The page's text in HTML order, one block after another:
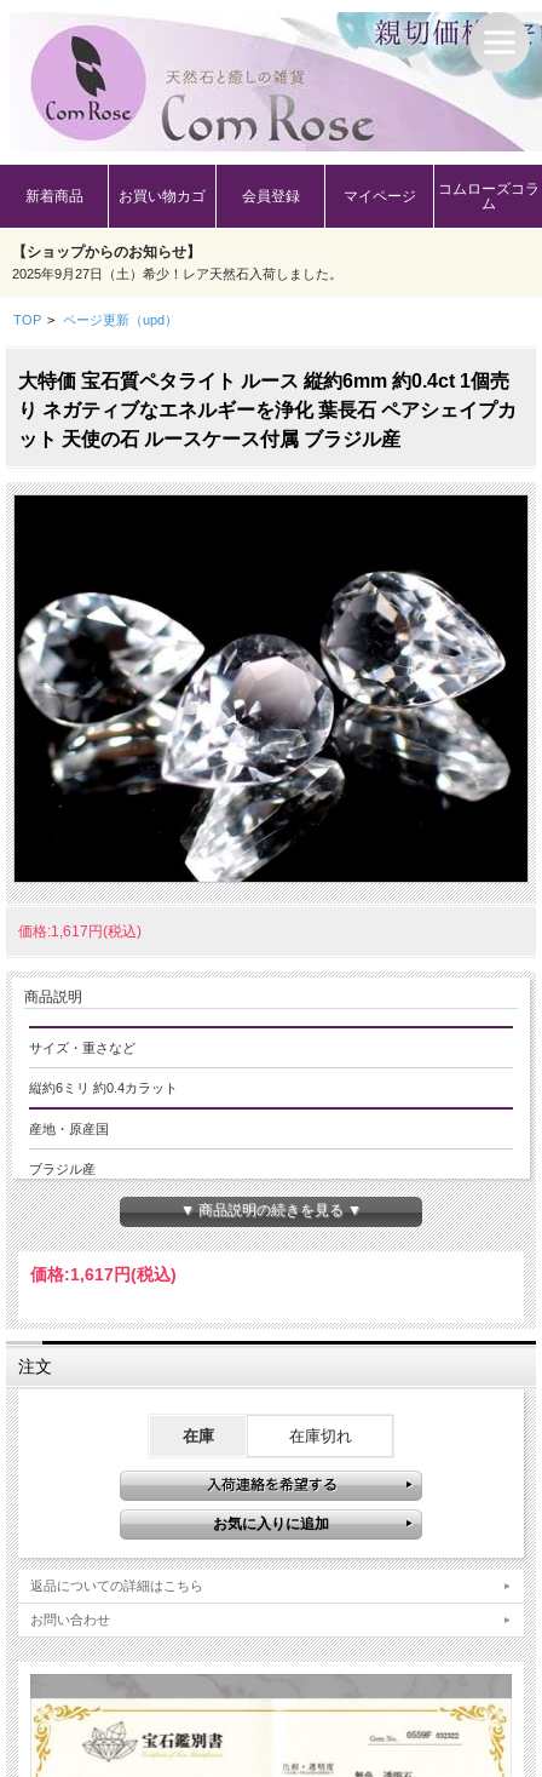
新着商品 お買い物カゴ 会員登録 マイページ
コムローズコラ
ム
【ショップからのお知らせ】
2025年9月27日（土）希少！レア天然石入荷しました。
TOP > ページ更新（upd）
大特価 宝石質ペタライト ルース 縦約6mm 約0.4ct 1個売
り ネガティブなエネルギーを浄化 葉長石 ペアシェイプカ
ット 天使の石 ルースケース付属 ブラジル産
価格:1,617円(税込)
商品説明
サイズ・重さなど
縦約6ミリ 約0.4カラット
産地・原産国
ブラジル産
グレードなど
-
ペタライト【葉長石】
商品説明
別名【天使の石】と呼ばれる、ペタライトのルースが限定入荷致しました！！
という名前はギリシャ語の【葉】という意味のpetalonからきています。
1817年にこの石からはじめてリチウム元素が発見された事でも有名なようです。
この石は、名前の通り破片が葉っぱのような形をしているのが特徴で、カラーバ
リエーションは透明や白、ピンク色や黄色などがあります。
ことで耐熱性が上がり、直火にかけても割れにくくなるという用途もあるそうで
す。
そんな身近な用途に使われる石ですが、実は「天使の石」とも呼ばれ、パワース
トーンとしてやニューエイジ系の人たちに人気の石で、瞑想時には第六チャクラ
を刺激し自己の守護などにも作用する石とされています。
身に着けることにより陰陽のエネルギーのバランスを整えたり、内分泌系の調和
無色で超透明なペタライトにカットが施され、シンプルながらも品のあるペタラ
イトルースです！
期間限定の激安価格ですので、お買い逃しなく！！
▼ 商品説明の続きを見る ▼
価格:1,617円(税込)
注文
在庫 在庫切れ
返品についての詳細はこちら
お問い合わせ